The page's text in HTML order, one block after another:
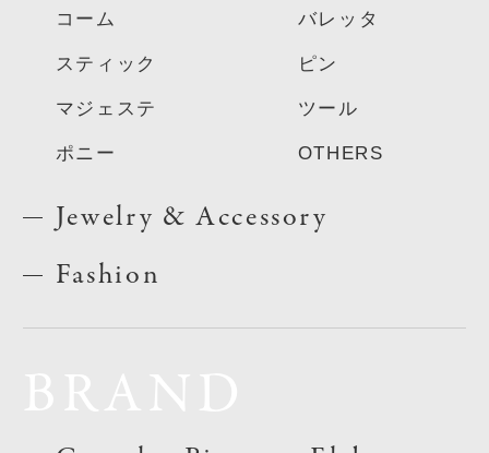
コーム
スティック
マジェステ
ポニー
バレッタ
ピン
ツール
OTHERS
Jewelry & Accessory
Fashion